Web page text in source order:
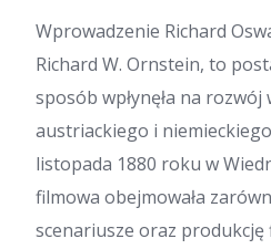
Wprowadzenie Richard
Richard W. Ornstein, to
sposób wpłynęła na rozwój
austriackiego i
listopada 1880 roku w
filmowa obejmowała
scenariusze oraz produkcję